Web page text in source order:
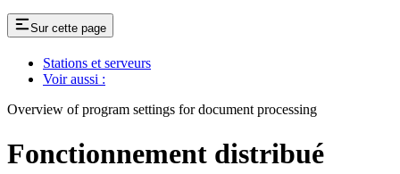
Sur cette page
Stations et serveurs
Voir aussi :
Overview of program settings for document processing
Fonctionnement distribué